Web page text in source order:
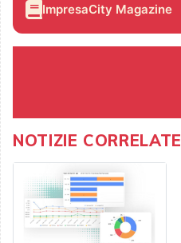
ImpresaCity Magazine
NOTIZIE CORRELATE